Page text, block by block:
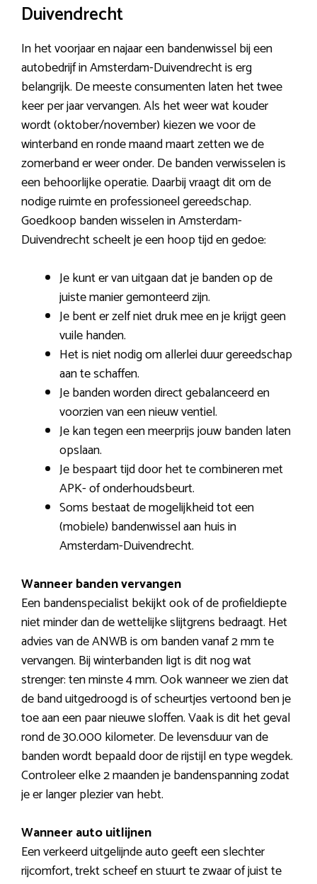
Duivendrecht
In het voorjaar en najaar een bandenwissel bij een
autobedrijf in Amsterdam-Duivendrecht is erg
belangrijk. De meeste consumenten laten het twee
keer per jaar vervangen. Als het weer wat kouder
wordt (oktober/november) kiezen we voor de
winterband en ronde maand maart zetten we de
zomerband er weer onder. De banden verwisselen is
een behoorlijke operatie. Daarbij vraagt dit om de
nodige ruimte en professioneel gereedschap.
Goedkoop banden wisselen in Amsterdam-
Duivendrecht scheelt je een hoop tijd en gedoe:
Je kunt er van uitgaan dat je banden op de
juiste manier gemonteerd zijn.
Je bent er zelf niet druk mee en je krijgt geen
vuile handen.
Het is niet nodig om allerlei duur gereedschap
aan te schaffen.
Je banden worden direct gebalanceerd en
voorzien van een nieuw ventiel.
Je kan tegen een meerprijs jouw banden laten
opslaan.
Je bespaart tijd door het te combineren met
APK- of onderhoudsbeurt.
Soms bestaat de mogelijkheid tot een
(mobiele) bandenwissel aan huis in
Amsterdam-Duivendrecht.
Wanneer banden vervangen
Een bandenspecialist bekijkt ook of de profieldiepte
niet minder dan de wettelijke slijtgrens bedraagt. Het
advies van de ANWB is om banden vanaf 2 mm te
vervangen. Bij winterbanden ligt is dit nog wat
strenger: ten minste 4 mm. Ook wanneer we zien dat
de band uitgedroogd is of scheurtjes vertoond ben je
toe aan een paar nieuwe sloffen. Vaak is dit het geval
rond de 30.000 kilometer. De levensduur van de
banden wordt bepaald door de rijstijl en type wegdek.
Controleer elke 2 maanden je bandenspanning zodat
je er langer plezier van hebt.
Wanneer auto uitlijnen
Een verkeerd uitgelijnde auto geeft een slechter
rijcomfort, trekt scheef en stuurt te zwaar of juist te